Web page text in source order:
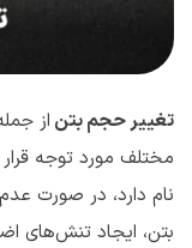
تغییر حجم بتن از
مختلف مورد توجه
نام دارد، در صورت
بتن، ایجاد تنش‌های